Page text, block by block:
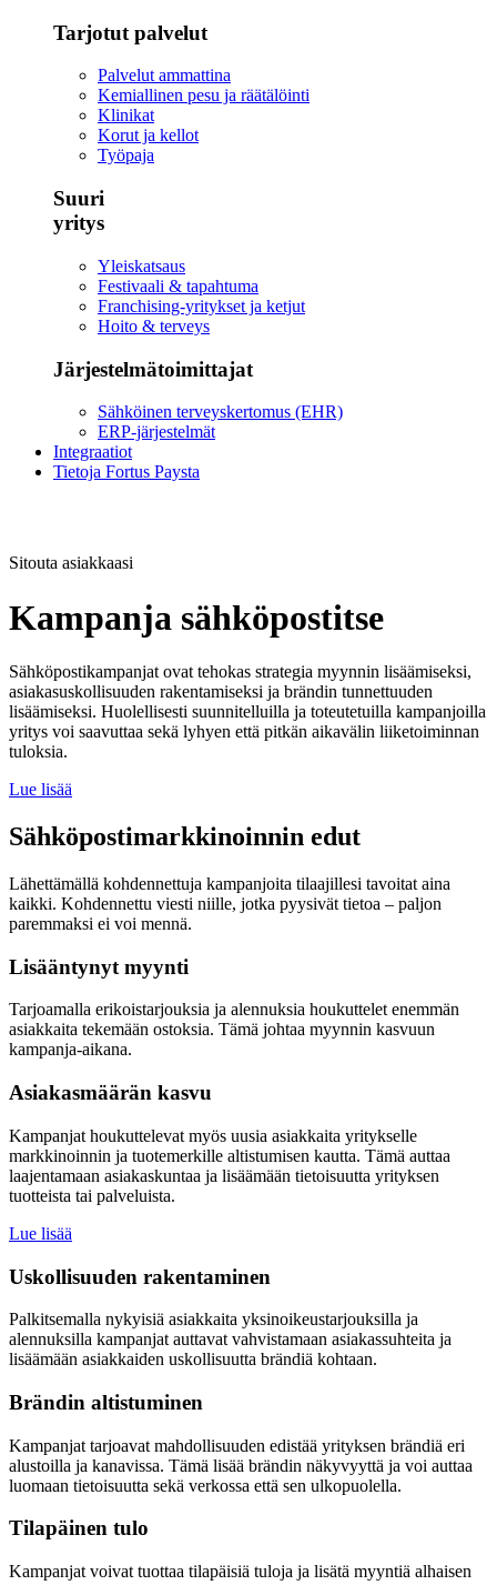
Tarjotut palvelut
Palvelut ammattina
Kemiallinen pesu ja räätälöinti
Klinikat
Korut ja kellot
Työpaja
Suuri
yritys
Yleiskatsaus
Festivaali & tapahtuma
Franchising-yritykset ja ketjut
Hoito & terveys
Järjestelmätoimittajat
Sähköinen terveyskertomus (EHR)
ERP-järjestelmät
Integraatiot
Tietoja Fortus Paysta
Sitouta asiakkaasi
Kampanja sähköpostitse
Sähköpostikampanjat ovat tehokas strategia myynnin lisäämiseksi,
asiakasuskollisuuden rakentamiseksi ja brändin tunnettuuden
lisäämiseksi. Huolellisesti suunnitelluilla ja toteutetuilla kampanjoilla
yritys voi saavuttaa sekä lyhyen että pitkän aikavälin liiketoiminnan
tuloksia.
Lue lisää
Sähköpostimarkkinoinnin edut
Lähettämällä kohdennettuja kampanjoita tilaajillesi tavoitat aina
kaikki. Kohdennettu viesti niille, jotka pyysivät tietoa – paljon
paremmaksi ei voi mennä.
Lisääntynyt myynti
Tarjoamalla erikoistarjouksia ja alennuksia houkuttelet enemmän
asiakkaita tekemään ostoksia. Tämä johtaa myynnin kasvuun
kampanja-aikana.
Asiakasmäärän kasvu
Kampanjat houkuttelevat myös uusia asiakkaita yritykselle
markkinoinnin ja tuotemerkille altistumisen kautta. Tämä auttaa
laajentamaan asiakaskuntaa ja lisäämään tietoisuutta yrityksen
tuotteista tai palveluista.
Lue lisää
Uskollisuuden rakentaminen
Palkitsemalla nykyisiä asiakkaita yksinoikeustarjouksilla ja
alennuksilla kampanjat auttavat vahvistamaan asiakassuhteita ja
lisäämään asiakkaiden uskollisuutta brändiä kohtaan.
Brändin altistuminen
Kampanjat tarjoavat mahdollisuuden edistää yrityksen brändiä eri
alustoilla ja kanavissa. Tämä lisää brändin näkyvyyttä ja voi auttaa
luomaan tietoisuutta sekä verkossa että sen ulkopuolella.
Tilapäinen tulo
Kampanjat voivat tuottaa tilapäisiä tuloja ja lisätä myyntiä alhaisen